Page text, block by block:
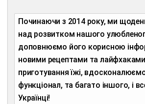
Починаючи з 2014 року, ми щоденно працюємо
над розвитком нашого
доповнюємо його корисною
новими рецептами та
приготування їжі,
функціонал, та багато іншого, і
Українці!